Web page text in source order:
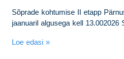
Sõprade kohtumise II etapp
jaanuaril algusega kell 13.002026
Loe edasi »